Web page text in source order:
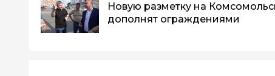
Новую разметку на
дополнят ограждениями